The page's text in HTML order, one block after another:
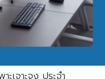
เจาะจง ประจำ